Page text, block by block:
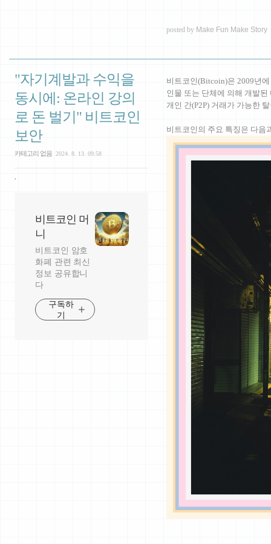
posted by Make Fun Make Story
"자기계발과 수익을
동시에: 온라인 강의
로 돈 벌기" 비트코인
보안
카테고리 없음 2024. 8. 13. 09:58
비트코인 머
니
비트코인 암호
화폐 관련 최신
정보 공유합니
다
구독하
기
비트코인(Bitcoin)은 2009년
인물 또는 단체에 의해 개발
개인 간(P2P) 거래가 가능한
비트코인의 주요 특징은 다음